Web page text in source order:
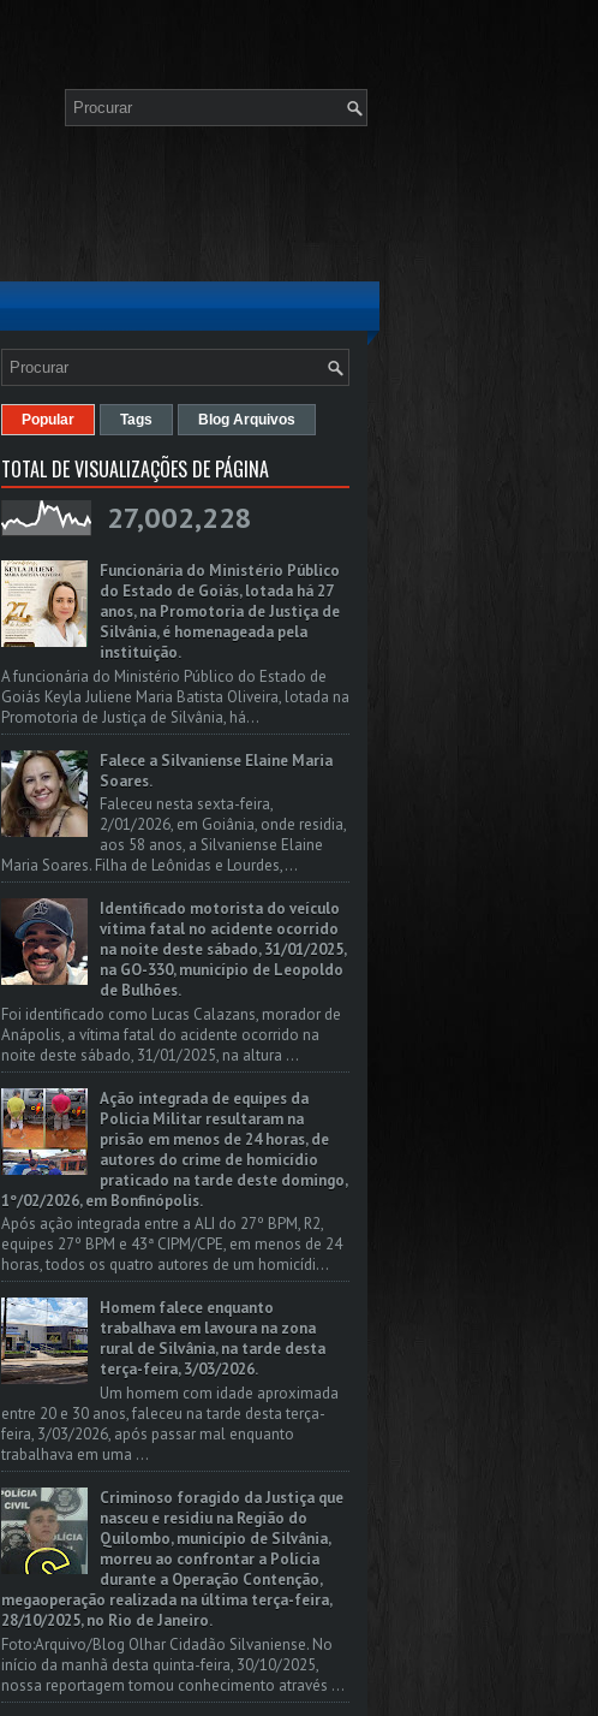
Popular Tags Blog Arquivos
TOTAL DE VISUALIZAÇÕES DE PÁGINA
27,002,228
Funcionária do Ministério Público
do Estado de Goiás, lotada há 27
anos, na Promotoria de Justiça de
Silvânia, é homenageada pela
instituição.
A funcionária do Ministério Público do Estado de
Goiás Keyla Juliene Maria Batista Oliveira, lotada na
Promotoria de Justiça de Silvânia, há...
Falece a Silvaniense Elaine Maria
Soares.
Faleceu nesta sexta-feira,
2/01/2026, em Goiânia, onde residia,
aos 58 anos, a Silvaniense Elaine
Maria Soares. Filha de Leônidas e Lourdes,...
Identificado motorista do veículo
vítima fatal no acidente ocorrido
na noite deste sábado, 31/01/2025,
na GO-330, município de Leopoldo
de Bulhões.
Foi identificado como Lucas Calazans, morador de
Anápolis, a vítima fatal do acidente ocorrido na
noite deste sábado, 31/01/2025, na altura ...
Ação integrada de equipes da
Policia Militar resultaram na
prisão em menos de 24 horas, de
autores do crime de homicídio
praticado na tarde deste domingo,
1º/02/2026, em Bonfinópolis.
Após ação integrada entre a ALI do 27º BPM, R2,
equipes 27º BPM e 43ª CIPM/CPE, em menos de 24
horas, todos os quatro autores de um homicídi...
Homem falece enquanto
trabalhava em lavoura na zona
rural de Silvânia, na tarde desta
terça-feira, 3/03/2026.
Um homem com idade aproximada
entre 20 e 30 anos, faleceu na tarde desta terça-
feira, 3/03/2026, após passar mal enquanto
trabalhava em uma ...
Criminoso foragido da Justiça que
nasceu e residiu na Região do
Quilombo, município de Silvânia,
morreu ao confrontar a Polícia
durante a Operação Contenção,
megaoperação realizada na última terça-feira,
28/10/2025, no Rio de Janeiro.
Foto:Arquivo/Blog Olhar Cidadão Silvaniense. No
início da manhã desta quinta-feira, 30/10/2025,
nossa reportagem tomou conhecimento através ...